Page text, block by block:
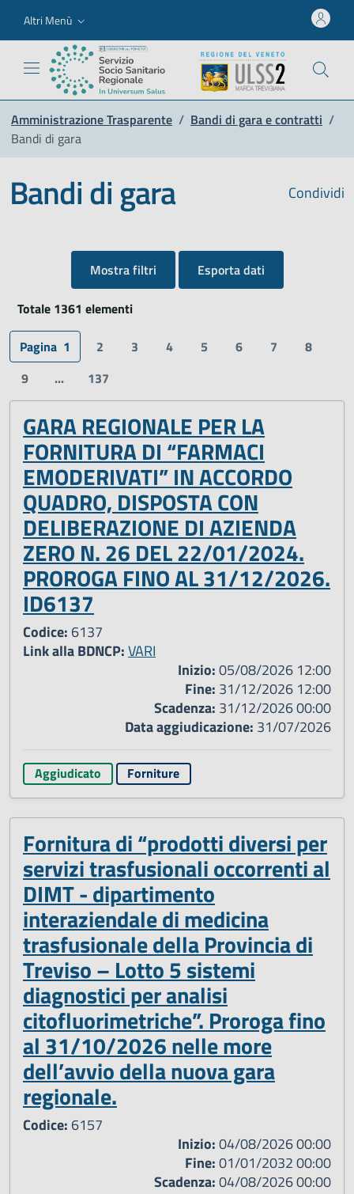
Altri Menù
Amministrazione Trasparente / Bandi di gara e contratti /
Bandi di gara
Condividi
Bandi di gara
Mostra filtri Esporta dati
Totale 1361 elementi
Pagina 1 2 3 4 5 6 7
8
9
... 137
GARA REGIONALE PER LA
FORNITURA DI “FARMACI
EMODERIVATI” IN ACCORDO
QUADRO, DISPOSTA CON
DELIBERAZIONE DI AZIENDA
ZERO N. 26 DEL 22/01/2024.
PROROGA FINO AL 31/12/2026.
ID6137
Codice: 6137
Link alla BDNCP:VARI
Inizio:05/08/2026 12:00
Fine: 31/12/2026 12:00
Scadenza: 31/12/2026 00:00
Data aggiudicazione: 31/07/2026
Aggiudicato Forniture
Fornitura di “prodotti diversi per
servizi trasfusionali occorrenti al
DIMT - dipartimento
interaziendale di medicina
trasfusionale della Provincia di
Treviso – Lotto 5 sistemi
diagnostici per analisi
citofluorimetriche”. Proroga fino
al 31/10/2026 nelle more
dell’avvio della nuova gara
regionale.
Codice: 6157
Inizio:04/08/2026 00:00
Fine:01/01/2032 00:00
Scadenza:04/08/2026 00:00